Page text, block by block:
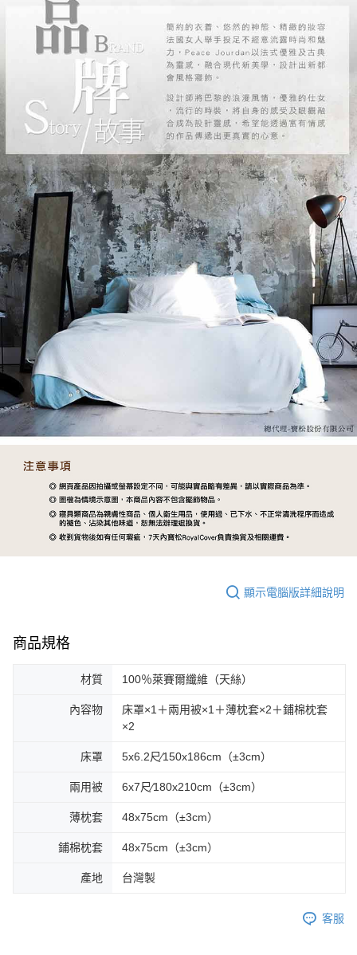
顯示電腦版詳細說明
商品規格
材質 100％萊賽爾纖維（天絲）
內容物
床罩×1＋兩用被×1＋薄枕套×2＋鋪棉枕套
×2
床罩 5x6.2尺∕150x186cm（±3cm）
兩用被 6x7尺∕180x210cm（±3cm）
薄枕套 48x75cm（±3cm）
鋪棉枕套 48x75cm（±3cm）
產地 台灣製
客服